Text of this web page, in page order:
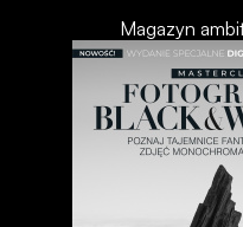
Magazyn